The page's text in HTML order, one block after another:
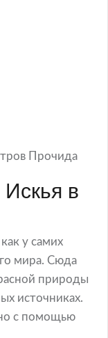
Прочида
в
у самих
мира. Сюда
природы
источниках.
с помощью